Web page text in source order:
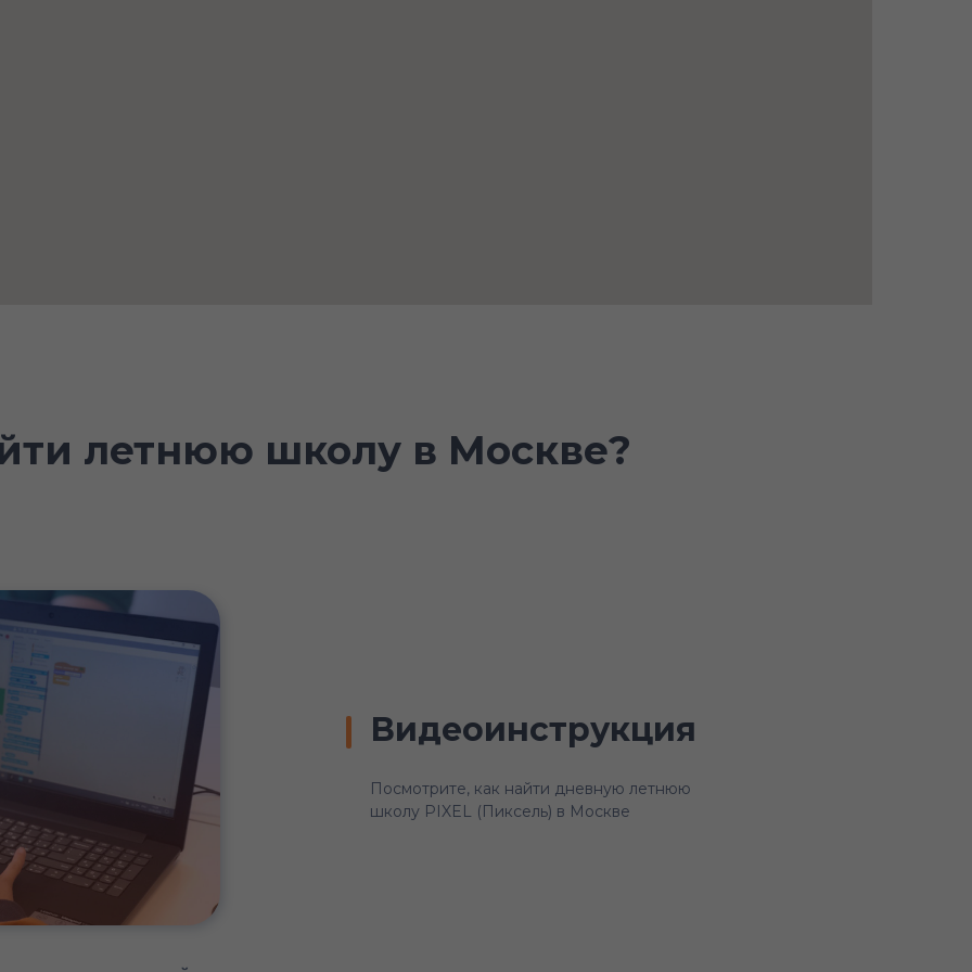
летнюю школу в Москве?
Видеоинструкция
Посмотрите, как найти дневную летнюю
школу PIXEL (Пиксель) в Москве